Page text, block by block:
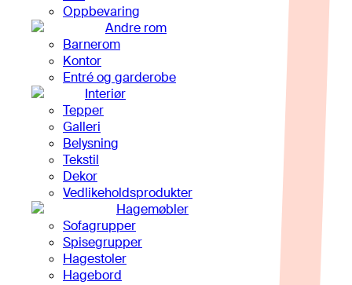
Oppbevaring
Andre rom
Barnerom
Kontor
Entré og garderobe
Interiør
Tepper
Galleri
Belysning
Tekstil
Dekor
Vedlikeholdsprodukter
Hagemøbler
Sofagrupper
Spisegrupper
Hagestoler
Hagebord